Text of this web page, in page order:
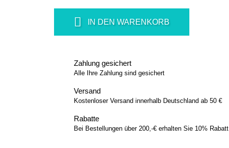
IN DEN WARENKORB
Zahlung gesichert
Alle Ihre Zahlung sind gesichert
Versand
Kostenloser Versand innerhalb Deutschland ab 50 €
Rabatte
Bei Bestellungen über 200,-€ erhalten Sie 10% Rabatt